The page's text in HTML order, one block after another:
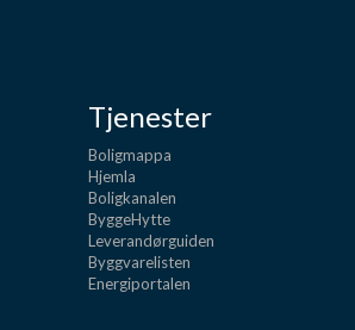
Tjenester
Boligmappa
Hjemla
Boligkanalen
ByggeHytte
Leverandørguiden
Byggvarelisten
Energiportalen